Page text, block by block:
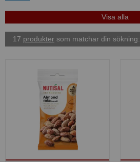
17 produkter som matchar din sökning: